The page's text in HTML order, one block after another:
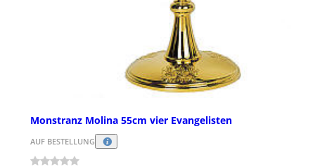
Monstranz Molina 55cm vier Evangelisten
AUF BESTELLUNG